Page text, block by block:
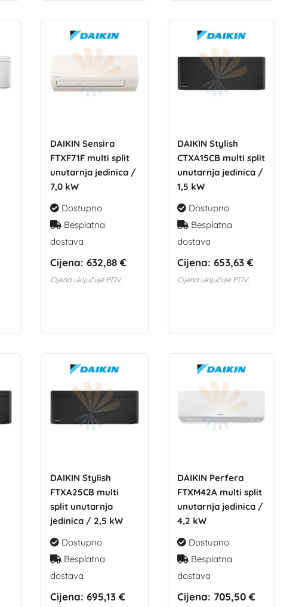
DAIKIN Sensira
FTXF71F multi split
unutarnja jedinica /
7,0 kW
Dostupno
Besplatna
dostava
Cijena: 632,88 €
Cijena uključuje PDV.
DAIKIN Stylish
CTXA15CB multi split
unutarnja jedinica /
1,5 kW
Dostupno
Besplatna
dostava
Cijena: 653,63 €
Cijena uključuje PDV.
DAIKIN Stylish
FTXA25CB multi
split unutarnja
jedinica / 2,5 kW
Dostupno
Besplatna
dostava
Cijena: 695,13 €
DAIKIN Perfera
FTXM42A multi split
unutarnja jedinica /
4,2 kW
Dostupno
Besplatna
dostava
Cijena: 705,50 €